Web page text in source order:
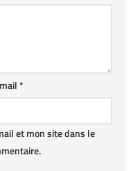
*
et mon site dans le